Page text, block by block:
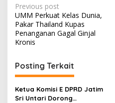
P
o
s
n
a
v
Previous post
UMM Perkuat Kelas Dunia,
Pakar Thailand Kupas
Penanganan Gagal Ginjal
Kronis
Posting Terkait
Ketua Komisi E DPRD Jatim
Sri Untari Dorong